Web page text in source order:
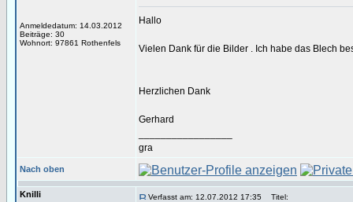
Anmeldedatum: 14.03.2012
Beiträge: 30
Wohnort: 97861 Rothenfels
Hallo
Vielen Dank für die Bilder . Ich habe das Blech
Herzlichen Dank
Gerhard
gra
Nach oben
Knilli Verfasst am: 12.07.2012 17:35 Titel: